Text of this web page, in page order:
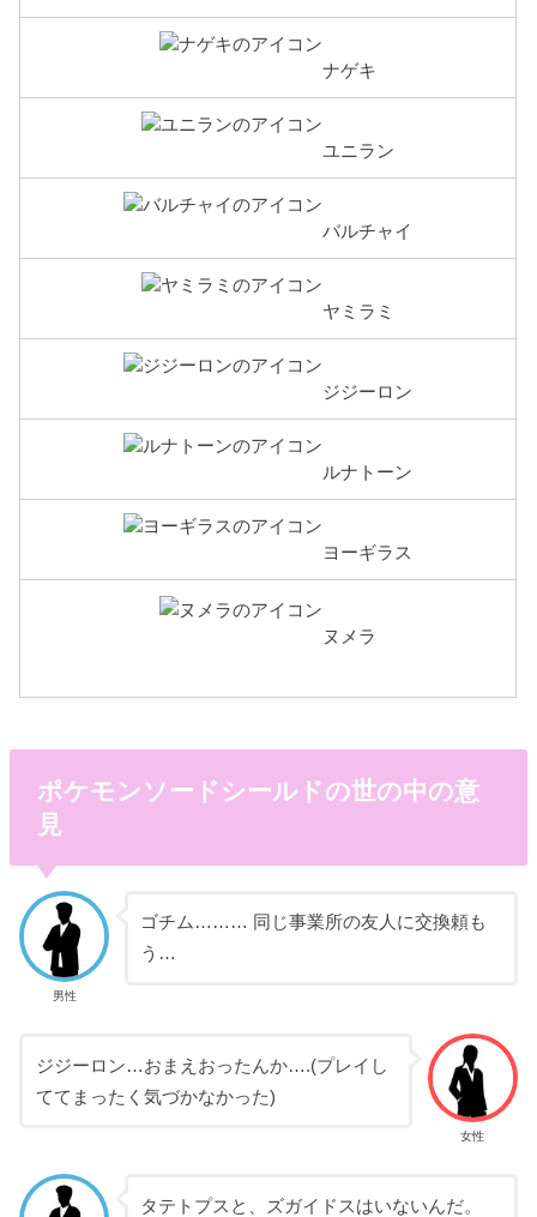
ナゲキ
ユニラン
バルチャイ
ヤミラミ
ジジーロン
ルナトーン
ヨーギラス
ヌメラ
ポケモンソードシールドの世の中の意
見
男性
ゴチム……… 同じ事業所の友人に交換頼も
う…
女性
ジジーロン…おまえおったんか….(プレイし
ててまったく気づかなかった)
タテトプスと、ズガイドスはいないんだ。